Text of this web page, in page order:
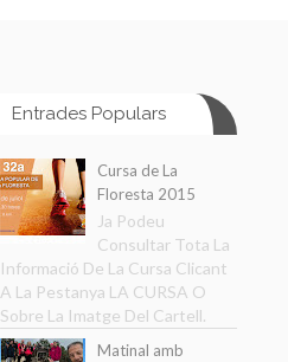
Entrades Populars
Cursa de La
Floresta 2015
Ja Podeu
Consultar Tota La
Informació De La Cursa Clicant
A La Pestanya LA CURSA O
Sobre La Imatge Del Cartell.
Matinal amb